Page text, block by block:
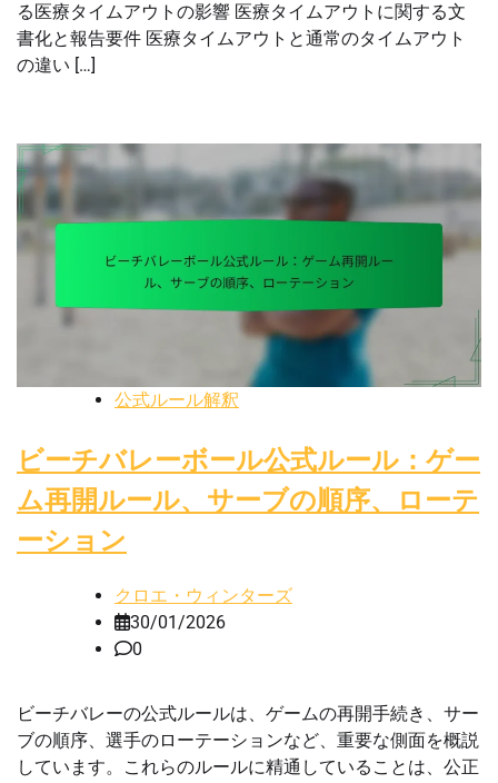
る医療タイムアウトの影響 医療タイムアウトに関する文
書化と報告要件 医療タイムアウトと通常のタイムアウト
の違い […]
公式ルール解釈
ビーチバレーボール公式ルール：ゲー
ム再開ルール、サーブの順序、ローテ
ーション
クロエ・ウィンターズ
30/01/2026
0
ビーチバレーの公式ルールは、ゲームの再開手続き、サー
ブの順序、選手のローテーションなど、重要な側面を概説
しています。これらのルールに精通していることは、公正